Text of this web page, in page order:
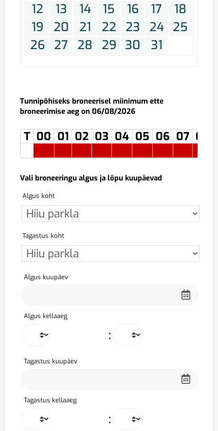
12
13 14 15 16 17
18
19
20 21 22 23 24 25
26
27 28 29 30 31
Tunnipõhiseks broneerisel miinimum ette
broneerimise aeg on 06/08/2026
T 00 01 02 03 04 05 06 07 08
Vali broneeringu algus ja lõpu kuupäevad
Algus koht
Tagastus koht
Algus kuupäev
Algus kellaaeg
:
Tagastus kuupäev
Tagastus kellaaeg
: